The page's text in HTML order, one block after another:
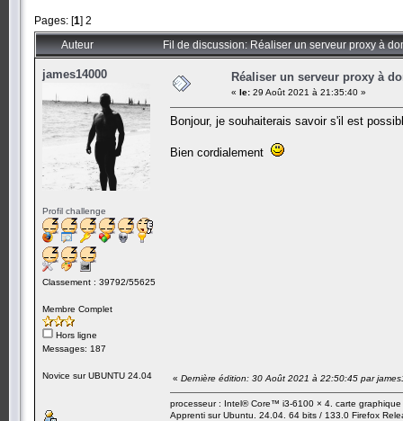
Pages: [1] 2
Auteur Fil de discussion: Réaliser un serveur proxy à
james14000
Profil challenge
Classement : 39792/55625
Membre Complet
Hors ligne
Messages: 187
Novice sur UBUNTU 24.04
Réaliser un serveur proxy à
« le: 29 Août 2021 à 21:35:40 »
Bonjour, je souhaiterais savoir s'il est
Bien cordialement
« Dernière édition: 30 Août 2021 à 22:50:45 par
processeur : Intel® Core™ i3-6100 × 4. carte
Apprenti sur Ubuntu. 24.04. 64 bits / 133.0 Firefox